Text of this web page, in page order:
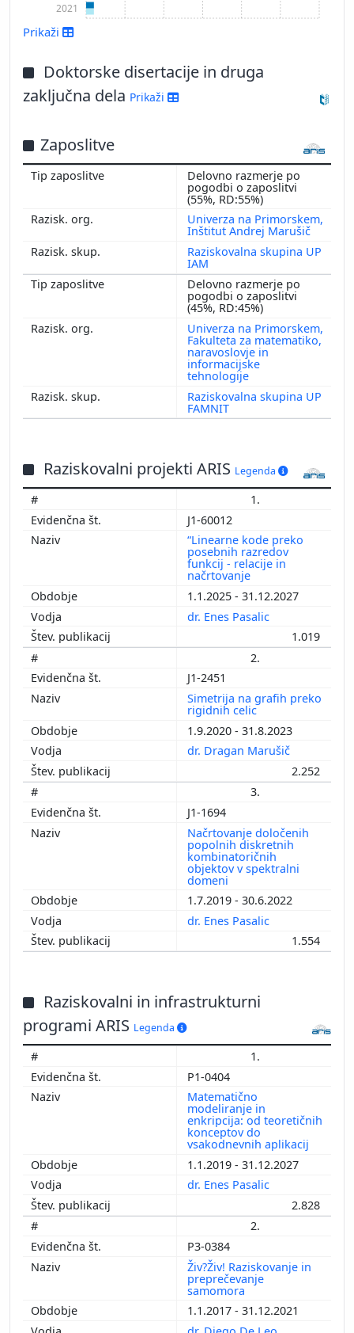
2021
Prikaži več
Prikaži
Doktorske disertacije in druga
zaključna dela Prikaži
Zaposlitve
Delovno razmerje po
pogodbi o zaposlitvi
(55%, RD:55%)
Univerza na Primorskem,
Inštitut Andrej Marušič
Raziskovalna skupina UP
IAM
Delovno razmerje po
pogodbi o zaposlitvi
(45%, RD:45%)
Univerza na Primorskem,
Fakulteta za matematiko,
naravoslovje in
informacijske
tehnologije
Raziskovalna skupina UP
FAMNIT
Raziskovalni projekti ARIS Legenda
1.
J1-60012
“Linearne kode preko
posebnih razredov
funkcij - relacije in
načrtovanje
1.1.2025 - 31.12.2027
dr. Enes Pasalic
1.019
2.
J1-2451
Simetrija na grafih preko
rigidnih celic
1.9.2020 - 31.8.2023
dr. Dragan Marušič
2.252
3.
J1-1694
Načrtovanje določenih
popolnih diskretnih
kombinatoričnih
objektov v spektralni
domeni
1.7.2019 - 30.6.2022
dr. Enes Pasalic
1.554
Raziskovalni in infrastrukturni
programi ARIS Legenda
1.
P1-0404
Matematično
modeliranje in
enkripcija: od teoretičnih
konceptov do
vsakodnevnih aplikacij
1.1.2019 - 31.12.2027
dr. Enes Pasalic
2.828
2.
P3-0384
Živ?Živ! Raziskovanje in
preprečevanje
samomora
1.1.2017 - 31.12.2021